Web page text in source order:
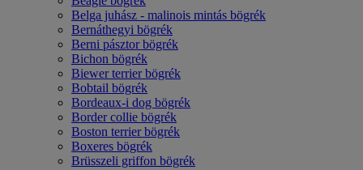
Belga juhász - malinois mintás bögrék
Bernáthegyi bögrék
Berni pásztor bögrék
Bichon bögrék
Biewer terrier bögrék
Bobtail bögrék
Bordeaux-i dog bögrék
Border collie bögrék
Boston terrier bögrék
Boxeres bögrék
Brüsszeli griffon bögrék